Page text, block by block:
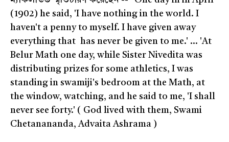
(1902) he said, 'I have nothing in the world. I
haven't a penny to myself. I have given away
everything that has never be given to me.' ... 'At
Belur Math one day, while Sister Nivedita was
distributing prizes for some athletics, I was
standing in swamiji's bedroom at the Math, at
the window, watching, and he said to me, 'I shall
never see forty.' ( God lived with them, Swami
Chetanananda, Advaita Ashrama )